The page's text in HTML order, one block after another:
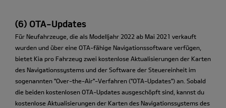
(6) OTA-Updates
Für Neufahrzeuge, die als Modelljahr 2022 ab Mai 2021 verkauft
wurden und über eine OTA-fähige Navigationssoftware verfügen,
bietet Kia pro Fahrzeug zwei kostenlose Aktualisierungen der Karten
des Navigationssystems und der Software der Steuereinheit im
sogenannten "Over-the-Air"-Verfahren ("OTA-Updates") an. Sobald
die beiden kostenlosen OTA-Updates ausgeschöpft sind, kannst du
kostenlose Aktualisierungen der Karten des Navigationssystems des